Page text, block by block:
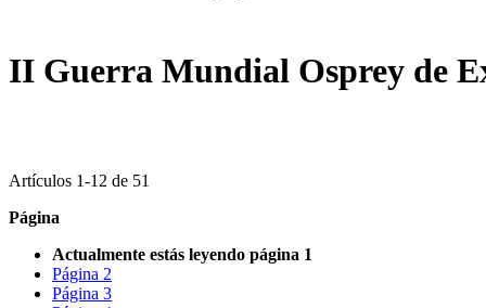
II Guerra Mundial Osprey de
Artículos 1-12 de 51
Página
Actualmente estás leyendo página 1
Página 2
Página 3